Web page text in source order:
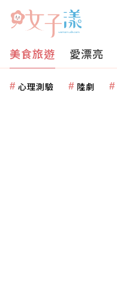
美食旅遊 愛漂亮
心理測驗 陸劇